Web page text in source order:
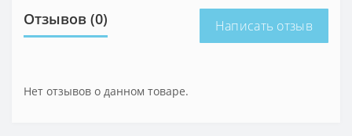
Отзывов (0) Написать отзыв
Нет отзывов о данном товаре.